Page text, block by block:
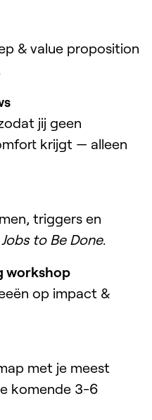
& value proposition
jij geen
krijgt — alleen
triggers en
Jobs to Be Done.
workshop
op impact &
met je meest
komende 3-6